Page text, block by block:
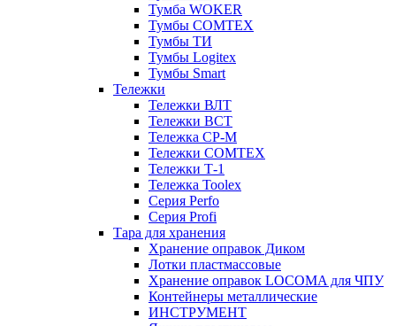
Тумба WOKER
Тумбы COMTEX
Тумбы ТИ
Тумбы Logitex
Тумбы Smart
Тележки
Тележки ВЛТ
Тележки ВСТ
Тележка СР-М
Тележки COMTEX
Тележки Т-1
Тележка Toolex
Серия Perfo
Серия Profi
Тара для хранения
Хранение оправок Диком
Лотки пластмассовые
Хранение оправок LOCOMA для ЧПУ
Контейнеры металлические
ИНСТРУМЕНТ